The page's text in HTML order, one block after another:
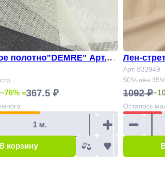
полотно"DEMRE" Арт.81
−76% =367.5 ₽
В корзину
Лен-
м)
Арт. 833949
50% лён
1092 ₽
Осталось